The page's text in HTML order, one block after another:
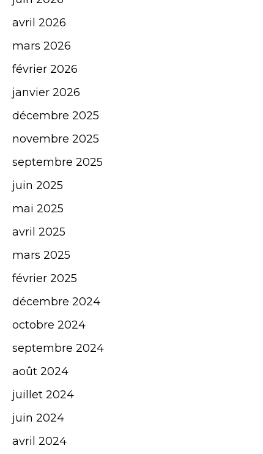
avril 2026
mars 2026
février 2026
janvier 2026
décembre 2025
novembre 2025
septembre 2025
juin 2025
mai 2025
avril 2025
mars 2025
février 2025
décembre 2024
octobre 2024
septembre 2024
août 2024
juillet 2024
juin 2024
avril 2024